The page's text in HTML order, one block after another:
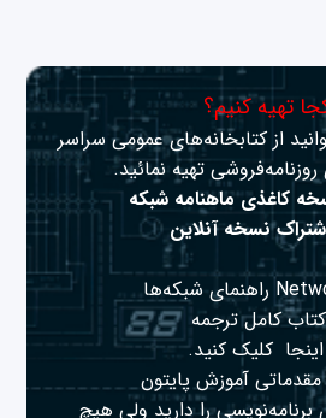
تهیه کنیم؟
از کتابخانه‌های عمومی سراسر
تهیه نمائید.
کاغذی ماهنامه شبکه
نسخه آنلاین
کتاب کامل ترجمه
اینجا کلیک کنید.
آموزش پایتون
برنامه‌نویسی را دارید ولی هیچ